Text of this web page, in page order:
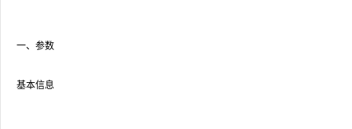
一、参数
基本信息